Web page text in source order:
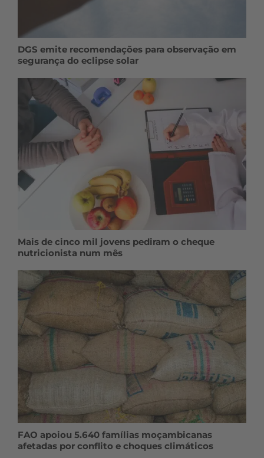
DGS emite recomendações para observação em
segurança do eclipse solar
Mais de cinco mil jovens pediram o cheque
nutricionista num mês
FAO apoiou 5.640 famílias moçambicanas
afetadas por conflito e choques climáticos